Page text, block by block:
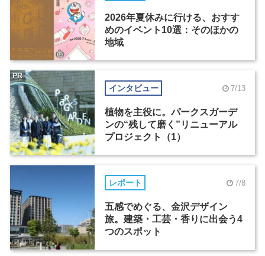
2026年夏休みに行ける、おすす
めのイベント10選：そのほかの
地域
インタビュー 7/13
植物を主役に。パークスガーデ
ンの“残して磨く”リニューアル
プロジェクト（1）
PR
レポート 7/8
五感でめぐる、金沢デザイン
旅。建築・工芸・香りに出会う4
つのスポット